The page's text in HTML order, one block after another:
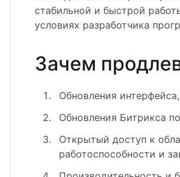
стабильной и быстрой
условиях разработчика
Зачем
Обновления
Обновления Битрикса
Открытый доступ к
работоспособности и